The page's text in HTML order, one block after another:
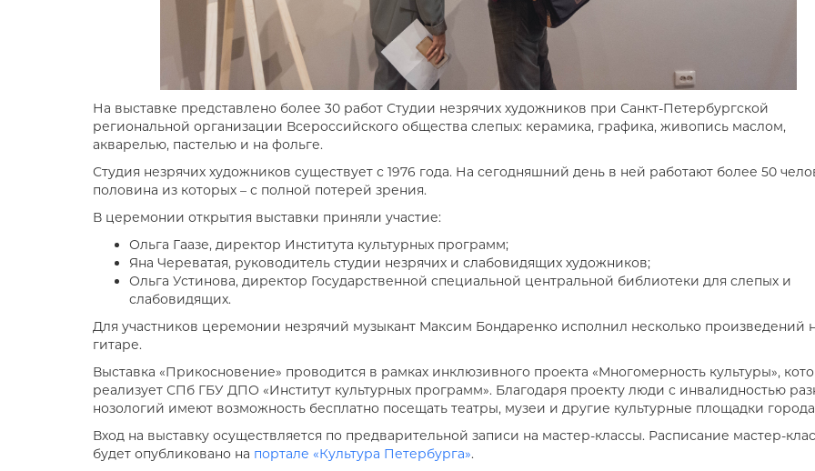
На выставке представлено более 30 работ Студии незрячих художников при Санкт-Петербургской
региональной организации Всероссийского общества слепых: керамика, графика, живопись маслом,
акварелью, пастелью и на фольге.
Студия незрячих художников существует с 1976 года. На сегодняшний день в ней работают более 50
половина из которых – с полной потерей зрения.
В церемонии открытия выставки приняли участие:
Ольга Гаазе, директор Института культурных программ;
Яна Череватая, руководитель студии незрячих и слабовидящих художников;
Ольга Устинова, директор Государственной специальной центральной библиотеки для слепых и
слабовидящих.
Для участников церемонии незрячий музыкант Максим Бондаренко исполнил несколько произведений
гитаре.
Выставка «Прикосновение» проводится в рамках инклюзивного проекта «Многомерность культуры»,
реализует СПб ГБУ ДПО «Институт культурных программ». Благодаря проекту люди с инвалидностью
нозологий имеют возможность бесплатно посещать театры, музеи и другие культурные площадки
Вход на выставку осуществляется по предварительной записи на мастер-классы. Расписание мастер-
будет опубликовано на портале «Культура Петербурга».